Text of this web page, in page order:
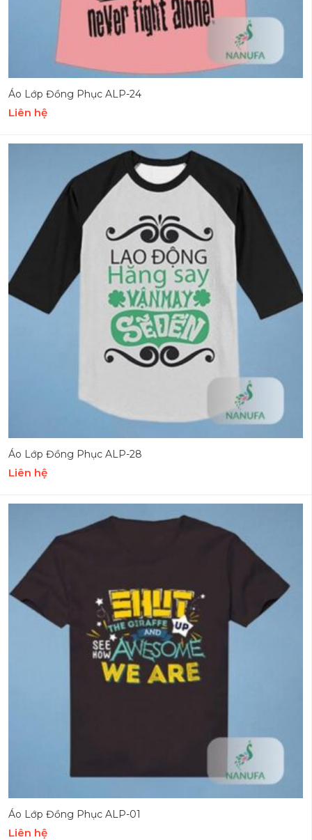
Áo Lớp Đồng Phục ALP-24
Liên hệ
Áo Lớp Đồng Phục ALP-28
Liên hệ
Áo Lớp Đồng Phục ALP-01
Liên hệ